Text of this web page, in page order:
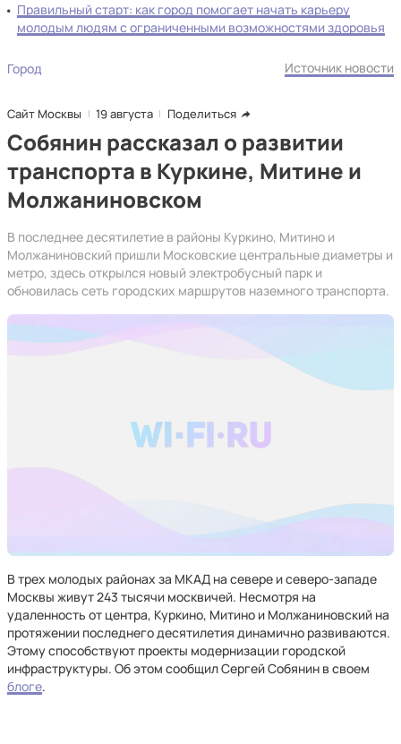
Правильный старт: как город помогает начать карьеру
молодым людям с ограниченными возможностями здоровья
Город Источник новости
Сайт Москвы 19 августа Поделиться
Собянин рассказал о развитии
транспорта в Куркине, Митине и
Молжаниновском
В последнее десятилетие в районы Куркино, Митино и
Молжаниновский пришли Московские центральные диаметры и
метро, здесь открылся новый электробусный парк и
обновилась сеть городских маршрутов наземного транспорта.
В трех молодых районах за МКАД на севере и северо-западе
Москвы живут 243 тысячи москвичей. Несмотря на
удаленность от центра, Куркино, Митино и Молжаниновский на
протяжении последнего десятилетия динамично развиваются.
Этому способствуют проекты модернизации городской
инфраструктуры. Об этом сообщил Сергей Собянин в своем
блоге.